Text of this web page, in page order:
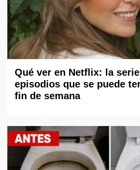
Qué ver en Netflix: la
episodios que se puede
fin de semana